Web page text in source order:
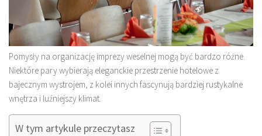
Pomysły na organizację imprezy weselnej mogą być bardzo różne.
Niektóre pary wybierają eleganckie przestrzenie hotelowe z
bajecznym wystrojem, z kolei innych fascynują bardziej rustykalne
wnętrza i luźniejszy klimat.
W tym artykule przeczytasz